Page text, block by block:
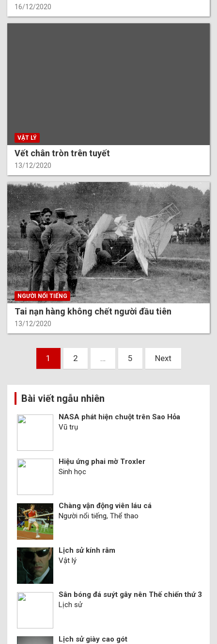
16/12/2020
VẬT LÝ
Vết chân tròn trên tuyết
13/12/2020
NGƯỜI NỔI TIẾNG
Tai nạn hàng không chết người đầu tiên
13/12/2020
bài
viết
1 2 … 5 Next
Bài viết ngẫu nhiên
NASA phát hiện chuột trên Sao Hỏa
Vũ trụ
Hiệu ứng phai mờ Troxler
Sinh học
Chàng vận động viên láu cá
Người nổi tiếng, Thể thao
Lịch sử kính râm
Vật lý
Sân bóng đá suýt gây nên Thế chiến thứ 3
Lịch sử
Lịch sử giày cao gót